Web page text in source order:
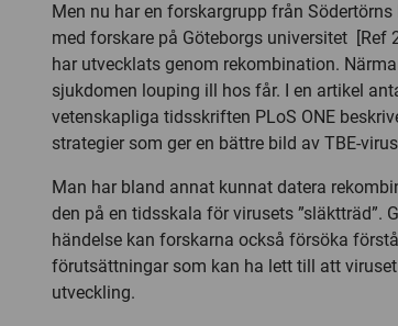
Men nu har en forskargrupp från
med forskare på Göteborgs universitet
har utvecklats genom rekombination.
sjukdomen louping ill hos får. I en artikel
vetenskapliga tidsskriften PLoS ONE
strategier som ger en bättre bild av TBE-
Man har bland annat kunnat datera
den på en tidsskala för virusets ”släktträd”.
händelse kan forskarna också försöka
förutsättningar som kan ha lett till att
utveckling.